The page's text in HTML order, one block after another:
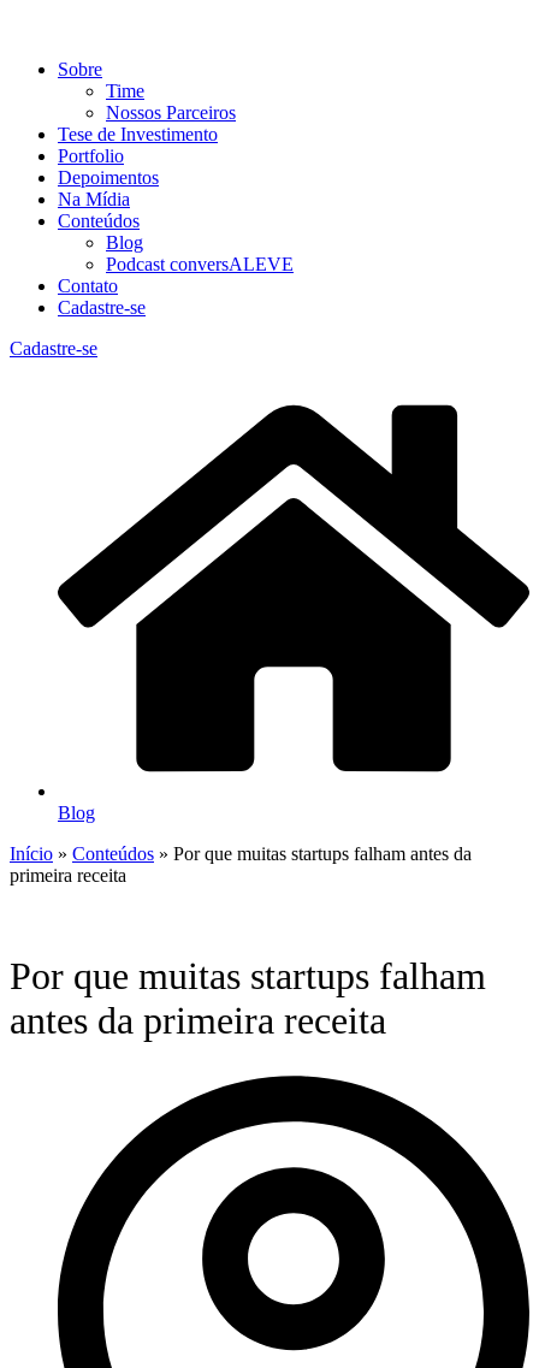
Sobre
Time
Nossos Parceiros
Tese de Investimento
Portfolio
Depoimentos
Na Mídia
Conteúdos
Blog
Podcast conversALEVE
Contato
Cadastre-se
Cadastre-se
Blog
Início » Conteúdos » Por que muitas startups falham antes da
primeira receita
Por que muitas startups falham
antes da primeira receita